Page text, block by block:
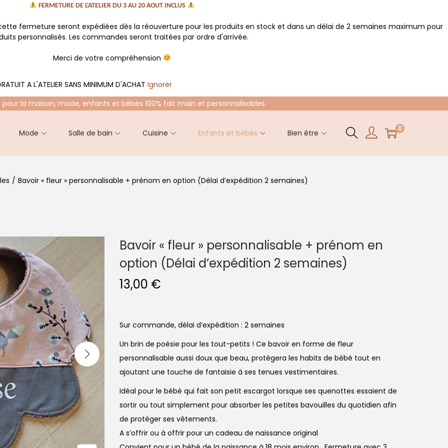
FERMETURE DE L'ATELIER DU 3 AU 20 AOUT INCLUS
fermeture seront expédiées dès la réouverture pour les produits en stock et dans un délai de 2 semaines maximum pour
personnalisés. Les commandes seront traitées par ordre d'arrivée.
Merci de votre compréhension
A L'ATELIER SANS MINIMUM D'ACHAT Ignorer
pour la maison, mode, enfants et bébés 100% fait main et personnalisables
Mode Salle de bain Cuisine Enfants et bébés Bien être 0
/ Bavoir « fleur » personnalisable + prénom en option (Délai d’expédition 2 semaines)
Bavoir « fleur » personnalisable + prénom en
option (Délai d’expédition 2 semaines)
13,00 €
Sur commande, délai d’expédition : 2 semaines
Un brin de poésie pour les tout-petits ! Ce bavoir en forme de fleur
personnalisable aussi doux que beau, protégera les habits de bébé tout en
ajoutant une touche de fantaisie à ses tenues vestimentaires.
Idéal pour le bébé qui fait son petit escargot lorsque ses quenottes essaient de
sortir ou tout simplement pour absorber les petites bavouilles du quotidien afin
de protéger ses vêtements.
A s’offrir ou à offrir pour un cadeau de naissance original